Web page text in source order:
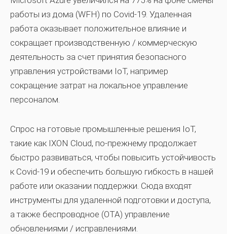
работы из дома (WFH) по Covid-19. Удаленная
работа оказывает положительное влияние и
сокращает производственную / коммерческую
деятельность за счет принятия безопасного
управления устройствами IoT, например
сокращение затрат на локальное управление
персоналом.
Спрос на готовые промышленные решения IoT,
такие как IXON Cloud, по-прежнему продолжает
быстро развиваться, чтобы повысить устойчивость
к Covid-19 и обеспечить большую гибкость в нашей
работе или оказании поддержки. Сюда входят
инструменты для удаленной подготовки и доступа,
а также беспроводное (OTA) управление
обновлениями / исправлениями.